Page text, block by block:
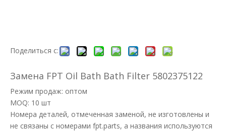
Поделиться с:
Замена FPT Oil Bath Bath Filter 5802375122
Режим продаж: оптом
MOQ: 10 шт
Номера деталей, отмеченная заменой, не изготовлены и
не связаны с номерами fpt.parts, а названия используются